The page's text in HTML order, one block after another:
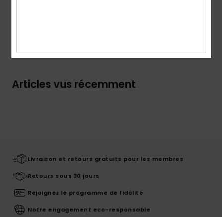
Articles vus récemment
Livraison et retours gratuits pour les membres
Retours sous 30 jours
Rejoignez le programme de fidélité
Notre engagement eco-responsable